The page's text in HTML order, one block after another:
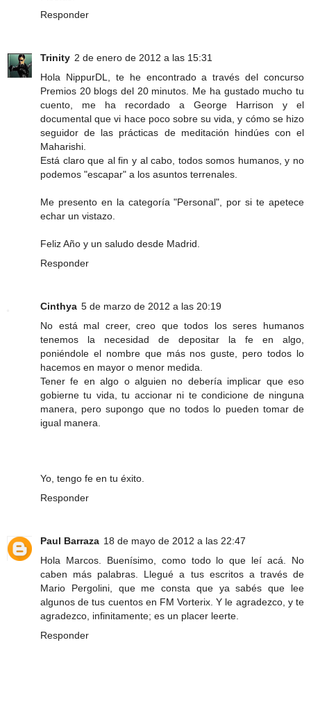
Responder
Trinity 2 de enero de 2012 a las 15:31
Hola NippurDL, te he encontrado a través del concurso
Premios 20 blogs del 20 minutos. Me ha gustado mucho tu
cuento, me ha recordado a George Harrison y el
documental que vi hace poco sobre su vida, y cómo se hizo
seguidor de las prácticas de meditación hindúes con el
Maharishi.
Está claro que al fin y al cabo, todos somos humanos, y no
podemos "escapar" a los asuntos terrenales.
Me presento en la categoría "Personal", por si te apetece
echar un vistazo.
Feliz Año y un saludo desde Madrid.
Responder
Cinthya 5 de marzo de 2012 a las 20:19
No está mal creer, creo que todos los seres humanos
tenemos la necesidad de depositar la fe en algo,
poniéndole el nombre que más nos guste, pero todos lo
hacemos en mayor o menor medida.
Tener fe en algo o alguien no debería implicar que eso
gobierne tu vida, tu accionar ni te condicione de ninguna
manera, pero supongo que no todos lo pueden tomar de
igual manera.
Yo, tengo fe en tu éxito.
Responder
Paul Barraza 18 de mayo de 2012 a las 22:47
Hola Marcos. Buenísimo, como todo lo que leí acá. No
caben más palabras. Llegué a tus escritos a través de
Mario Pergolini, que me consta que ya sabés que lee
algunos de tus cuentos en FM Vorterix. Y le agradezco, y te
agradezco, infinitamente; es un placer leerte.
Responder